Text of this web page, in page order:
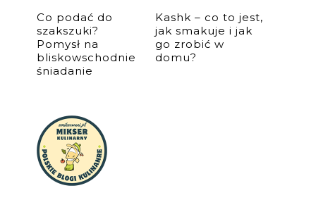
Co podać do
szakszuki?
Pomysł na
bliskowschodnie
śniadanie
Kashk – co to jest,
jak smakuje i jak
go zrobić w
domu?